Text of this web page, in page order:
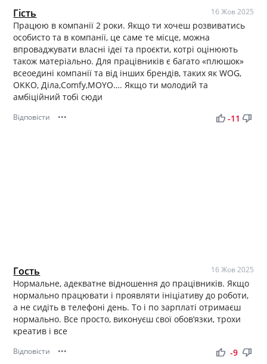
Гість 16 Жов 2025
Працюю в компанії 2 роки. Якщо ти хочеш розвиватись
особисто та в компанії, це саме те місце, можна
впроваджувати власні ідеї та проєкти, котрі оцінюють
також матеріально. Для працівників є багато «плюшок»
всеоедині компанії та від інших брендів, таких як WOG,
OKKO, Діла,Comfy,MOYO…. Якщо ти молодий та
амбіційний тобі сюди
Відповісти ••• thumb_up thumb_down
-11
Гость 16 Жов 2025
Нормальне, адекватне відношення до працівників. Якщо
нормально працювати і проявляти ініціативу до роботи,
а не сидіть в телефоні день. То і по зарплаті отримаєш
нормально. Все просто, виконуєш свої обовʼязки, трохи
креатив і все
Відповісти ••• thumb_up thumb_down
-9